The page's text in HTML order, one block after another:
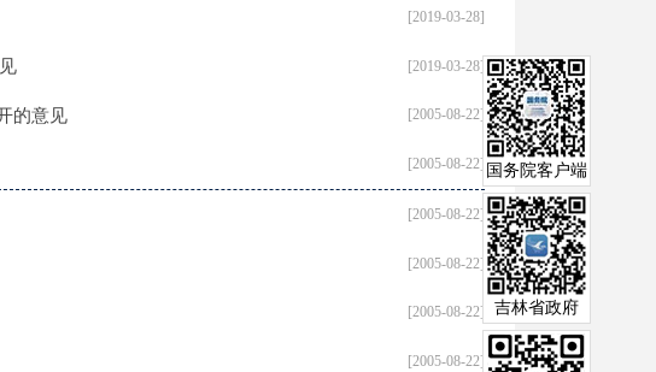
[2019-03-28]
[2019-03-28]
的意见 [2005-08-22]
[2005-08-22]
[2005-08-22]
[2005-08-22]
[2005-08-22]
[2005-08-22]
国务院客户端
吉林省政府